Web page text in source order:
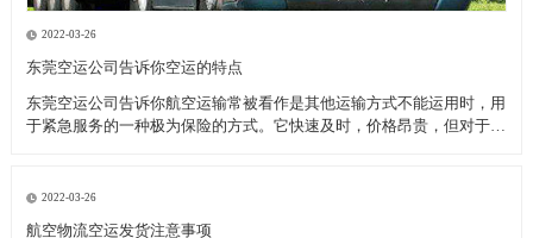
2022-03-26
东莞空运公司告诉你空运的特点
东莞空运公司告诉你航空运输常被看作是其他运输方式不能运用时，用
于紧急服务的一种极为保险的方式。它快速及时，价格昂贵，但对于致
因为空中较少受自然
2022-03-26
航空物流空运发货注意事项